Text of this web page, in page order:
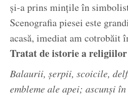
și-a prins mințile în
Scenografia piesei este
acasă, imediat am cotrobăit
Tratat de istorie a religiilor
Balaurii, șerpii, scoicile,
embleme ale apei; ascunși